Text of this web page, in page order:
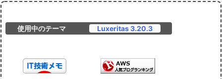
使用中のテーマ Luxeritas 3.20.3